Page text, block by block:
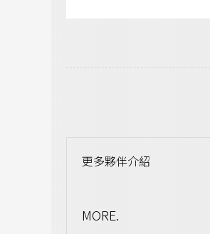
更多夥伴介紹
MORE.